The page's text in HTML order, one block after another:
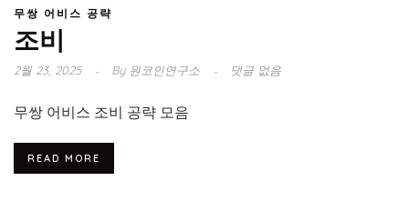
무쌍 어비스 공략
조비
2월 23, 2025 By원코인연구소 댓글 없음
무쌍 어비스 조비 공략 모음
READ MORE